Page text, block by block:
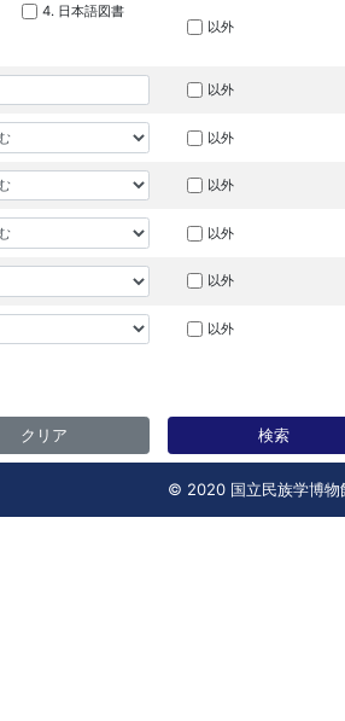
4. 日本語図書
以外
以外
以外
以外
以外
以外
以外
クリア 検索
© 2020 国立民族学博